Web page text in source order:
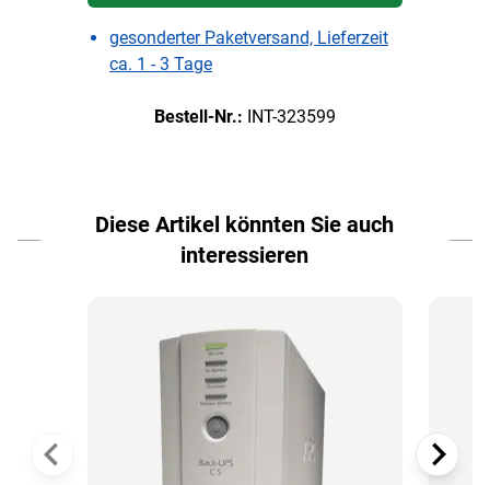
gesonderter Paketversand, Lieferzeit
ca. 1 - 3 Tage
Bestell-Nr.: INT-323599
Diese Artikel könnten Sie auch
interessieren